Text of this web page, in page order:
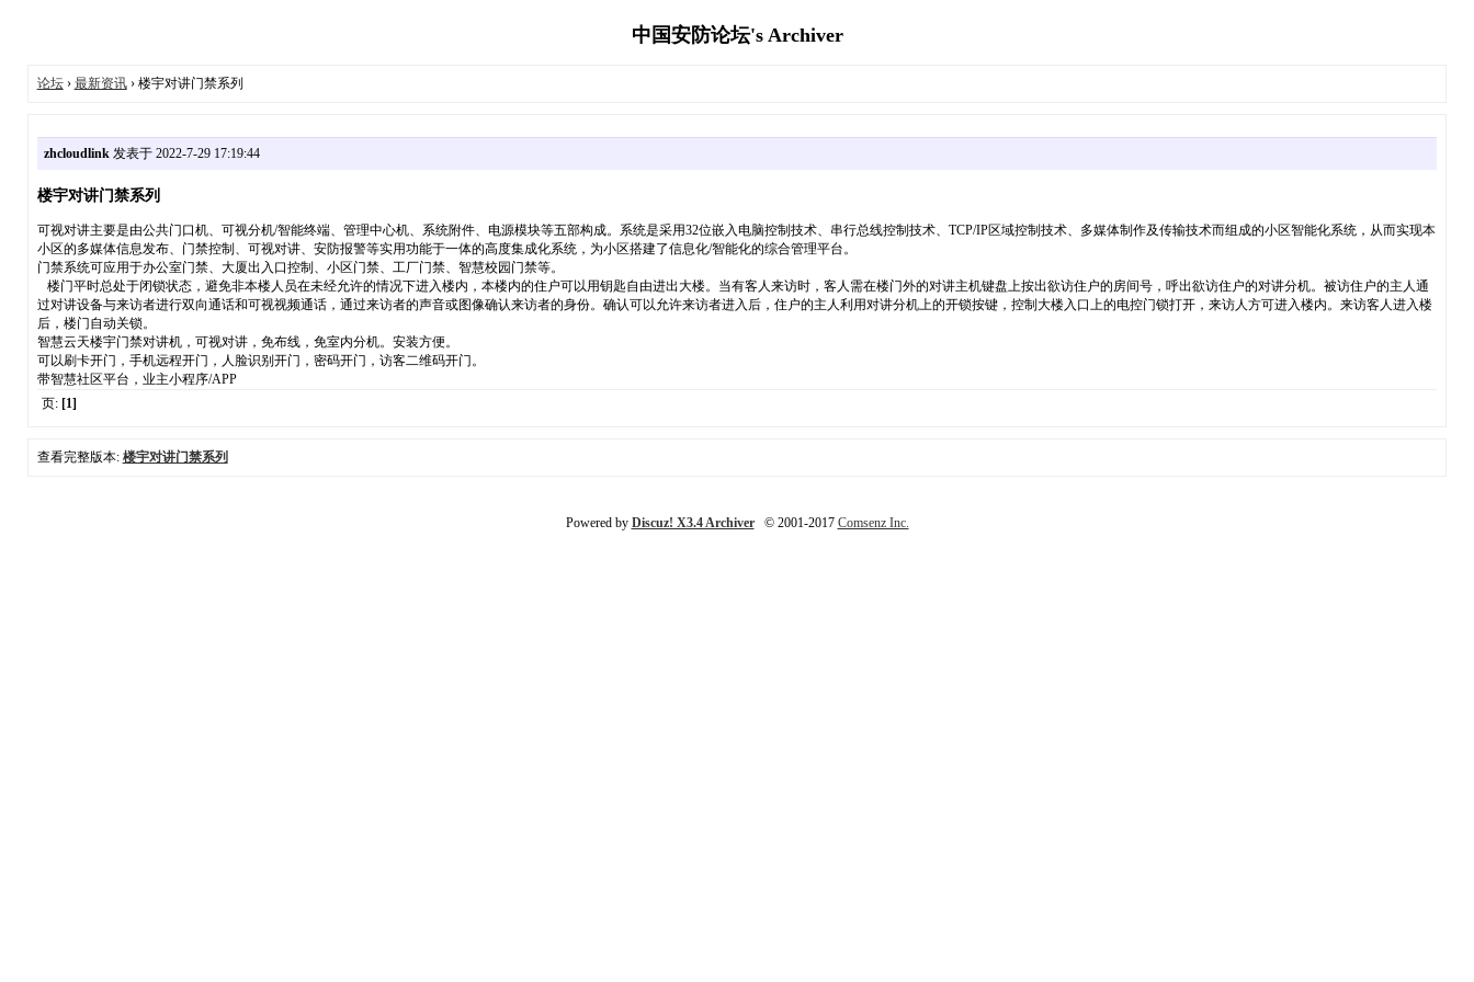
中国安防论坛's Archiver
论坛› 最新资讯› 楼宇对讲门禁系列
zhcloudlink发表于 2022-7-29 17:19:44
楼宇对讲门禁系列
可视对讲主要是由公共门口机、可视分机/智能终端、管理中心机、系统附件、电源模块等五部构成。系统是采用32位嵌入电脑控制技术、串行总线控制技术、TCP/IP区域控制技术、多媒体制作及传输技术而组成的小区智能化系统，从而实现本
小区的多媒体信息发布、门禁控制、可视对讲、安防报警等实用功能于一体的高度集成化系统，为小区搭建了信息化/智能化的综合管理平台。
门禁系统可应用于办公室门禁、大厦出入口控制、小区门禁、工厂门禁、智慧校园门禁等。
楼门平时总处于闭锁状态，避免非本楼人员在未经允许的情况下进入楼内，本楼内的住户可以用钥匙自由进出大楼。当有客人来访时，客人需在楼门外的对讲主机键盘上按出欲访住户的房间号，呼出欲访住户的对讲分机。被访住户的主人通
过对讲设备与来访者进行双向通话和可视视频通话，通过来访者的声音或图像确认来访者的身份。确认可以允许来访者进入后，住户的主人利用对讲分机上的开锁按键，控制大楼入口上的电控门锁打开，来访人方可进入楼内。来访客人进入楼
后，楼门自动关锁。
智慧云天楼宇门禁对讲机，可视对讲，免布线，免室内分机。安装方便。
​可以刷卡开门，手机远程开门，人脸识别开门，密码开门，访客二维码开门。
带智慧社区平台，业主小程序/APP
页: [1]
查看完整版本: 楼宇对讲门禁系列
Powered by Discuz! X3.4 Archiver© 2001-2017 Comsenz Inc.